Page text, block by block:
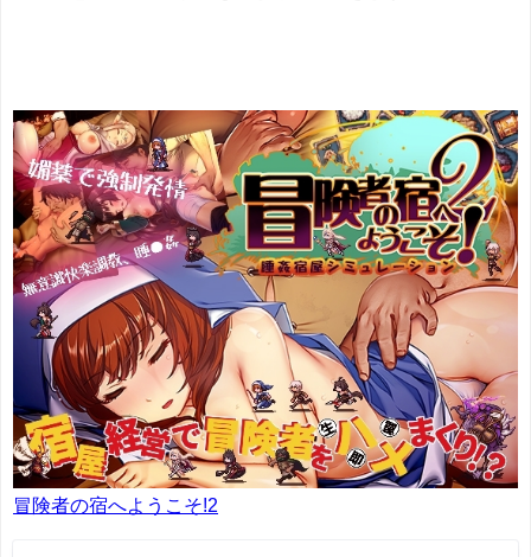
冒険者の宿へようこそ!2